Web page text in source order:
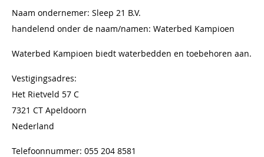
Naam ondernemer: Sleep 21 B.V.
handelend onder de naam/namen: Waterbed Kampioen
Waterbed Kampioen biedt waterbedden en toebehoren aan.
Vestigingsadres:
Het Rietveld 57 C
7321 CT Apeldoorn
Nederland
Telefoonnummer: 055 204 8581